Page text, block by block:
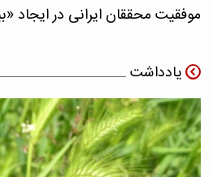
موفقیت محققان ایرانی در ایجاد
یادداشت